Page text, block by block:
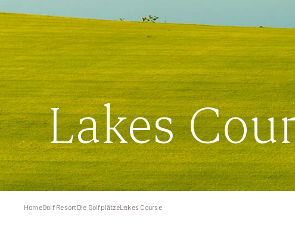
Lakes
HomeGolf ResortDie GolfplätzeLakes Course